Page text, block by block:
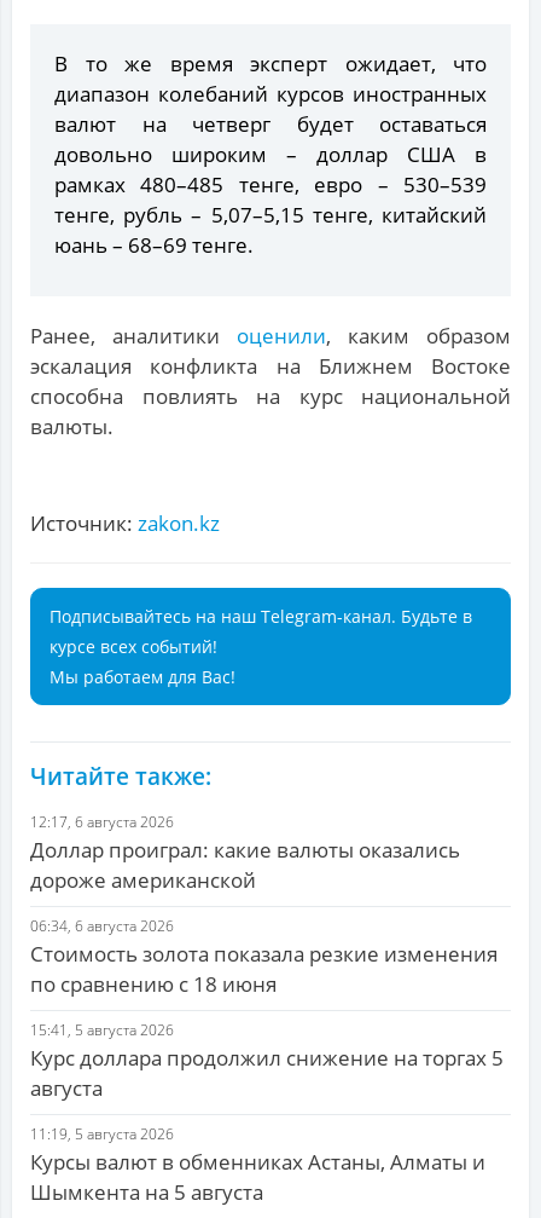
В то же время эксперт ожидает, что
диапазон колебаний курсов иностранных
валют на четверг будет оставаться
довольно широким – доллар США в
рамках 480–485 тенге, евро – 530–539
тенге, рубль – 5,07–5,15 тенге, китайский
юань – 68–69 тенге.
Ранее, аналитики оценили, каким образом
эскалация конфликта на Ближнем Востоке
способна повлиять на курс национальной
валюты.
Источник: zakon.kz
Подписывайтесь на наш Telegram-канал. Будьте в
курсе всех событий!
Мы работаем для Вас!
Читайте также:
12:17, 6 августа 2026
Доллар проиграл: какие валюты оказались
дороже американской
06:34, 6 августа 2026
Стоимость золота показала резкие изменения
по сравнению с 18 июня
15:41, 5 августа 2026
Курс доллара продолжил снижение на торгах 5
августа
11:19, 5 августа 2026
Курсы валют в обменниках Астаны, Алматы и
Шымкента на 5 августа